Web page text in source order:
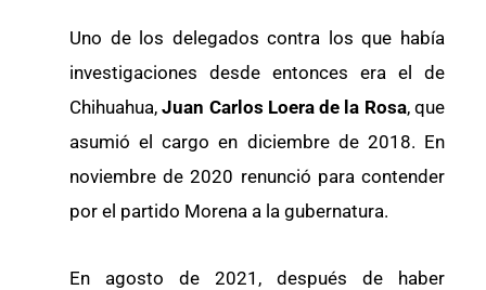
Uno de los delegados contra los que había
investigaciones desde entonces era el de
Chihuahua,Juan Carlos Loera de la Rosa, que
asumió el cargo en diciembre de 2018. En
noviembre de 2020 renunció para contender
por el partido Morena a la gubernatura.
En agosto de 2021, después de haber